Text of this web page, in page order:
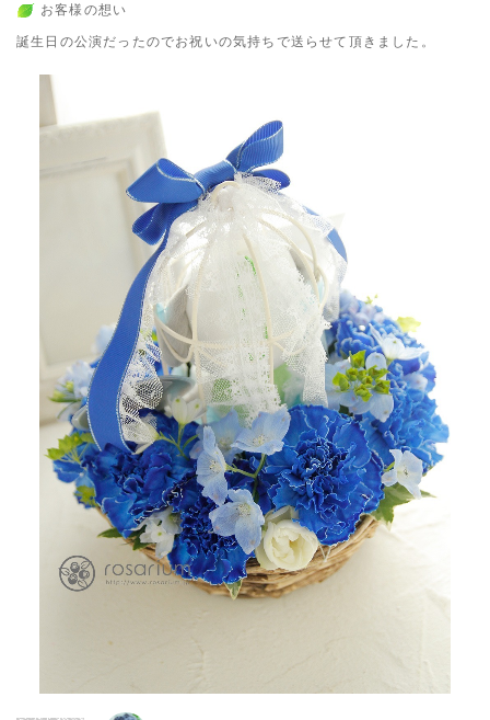
お客様の想い
誕生日の公演だったのでお祝いの気持ちで送らせて頂きました。